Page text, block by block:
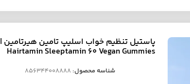
پاستیل تنظیم خواب اسلیپ تامین هیرتامین |
Hairtamin Sleeptamin 60 Vegan Gummies
شناسه محصول: 856344008888